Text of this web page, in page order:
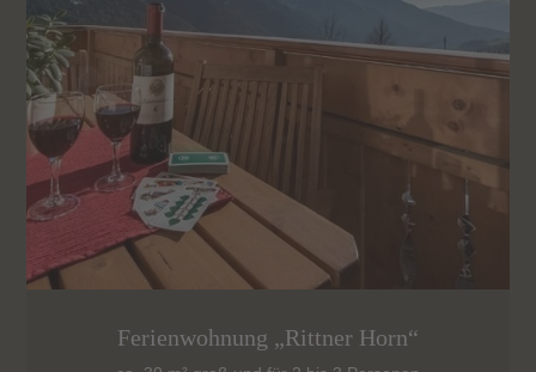
Ferienwohnung „Rittner Horn“